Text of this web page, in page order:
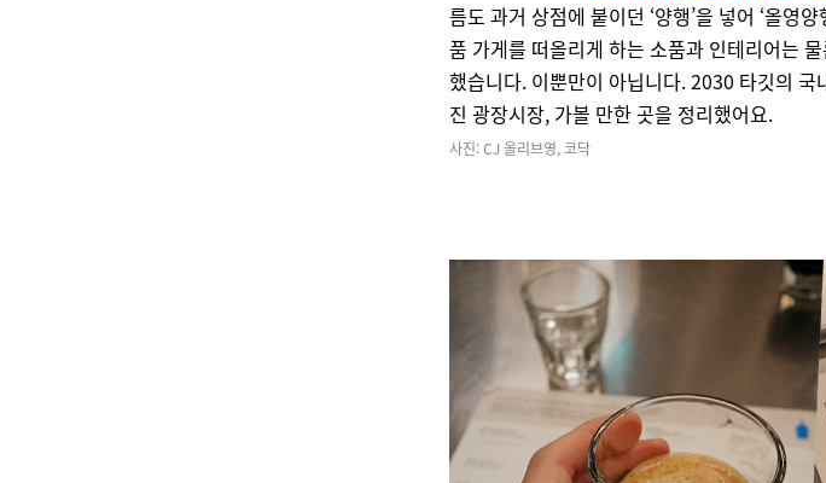
름도 과거 상점에 붙이던 ‘양행’을 넣어 ‘올영
품 가게를 떠올리게 하는 소품과 인테리어는
했습니다. 이뿐만이 아닙니다. 2030 타깃의
진 광장시장, 가볼 만한 곳을 정리했어요.
사진: CJ 올리브영, 코닥